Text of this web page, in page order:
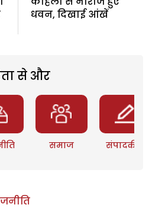
धवन, दिखाई आंखें
से और
समाज संपादकीय